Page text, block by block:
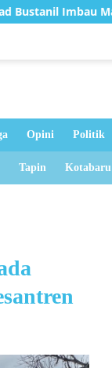
Kotabaru
Opini Politik
Tapin Kotabaru